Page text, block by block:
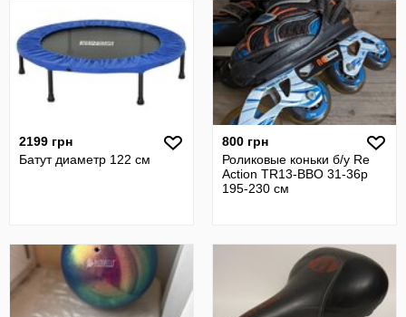
2199 грн
Батут диаметр 122 см
800 грн
Роликовые коньки б/у Re
Action TR13-BBO 31-36р
195-230 см